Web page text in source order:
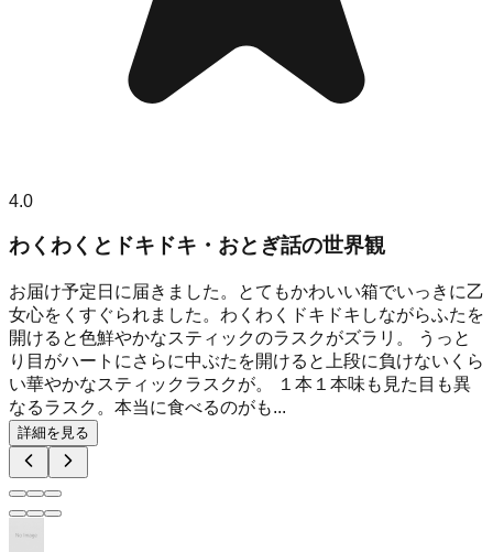
4.0
わくわくとドキドキ・おとぎ話の世界観
お届け予定日に届きました。とてもかわいい箱でいっきに乙
女心をくすぐられました。わくわくドキドキしながらふたを
開けると色鮮やかなスティックのラスクがズラリ。 うっと
り目がハートにさらに中ぶたを開けると上段に負けないくら
い華やかなスティックラスクが。 １本１本味も見た目も異
なるラスク。本当に食べるのがも...
詳細を見る